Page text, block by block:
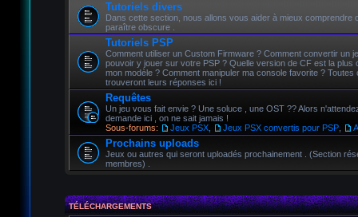
Tutoriels divers
Dans cette section, nous allons vous aider à mieux comprendre
paraître obscure .
Tutoriels PSP
Comment utiliser un Custom Firmware ? Comment convertir un
pouvoir y jouer sur votre PSP ? Quelle version de CF est la plus
mon modèle ? Comment manipuler ma console favorite ? Toutes
trouveront leurs réponses ici !
Requêtes
Un jeu vous fait envie ? Une soluce , une OST ?? Alors
demande ici , on ne sait jamais !
Sous-forums:
Jeux PSX, Jeux PSX convertis pour PSP,
Prochains uploads
Jeux ou autres qui seront uploadés prochainement . (Section
membres) .
TÉLÉCHARGEMENTS